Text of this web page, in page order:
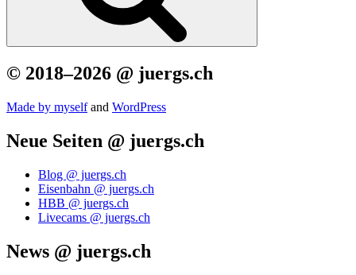
© 2018–2026 @ juergs.ch
Made by mys­elfand Word­Press
Neue Seiten @ juergs.ch
Blog @ juergs.ch
Eisenbahn @ juergs.ch
HBB @ juergs.ch
Livecams @ juergs.ch
News @ juergs.ch